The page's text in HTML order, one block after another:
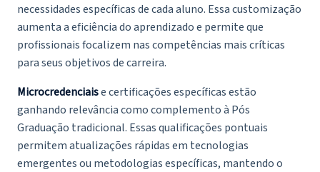
necessidades específicas de cada aluno. Essa customização
aumenta a eficiência do aprendizado e permite que
profissionais focalizem nas competências mais críticas
para seus objetivos de carreira.
Microcredenciaise certificações específicas estão
ganhando relevância como complemento à Pós
Graduação tradicional. Essas qualificações pontuais
permitem atualizações rápidas em tecnologias
emergentes ou metodologias específicas, mantendo o